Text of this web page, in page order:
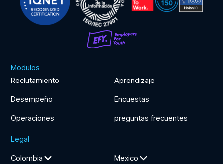
Modulos
Reclutamiento
Aprendizaje
Desempeño
Encuestas
Operaciones
preguntas frecuentes
Legal
Colombia
Mexico